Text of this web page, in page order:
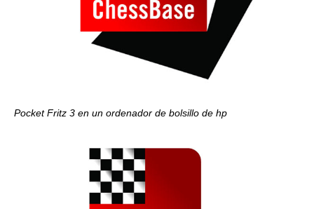
Pocket Fritz 3 en un ordenador de bolsillo de hp